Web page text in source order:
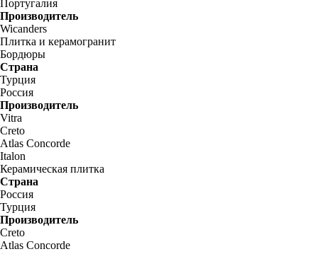
Португалия
Производитель
Wicanders
Плитка и керамогранит
Бордюры
Страна
Турция
Россия
Производитель
Vitra
Creto
Atlas Concorde
Italon
Керамическая плитка
Страна
Россия
Турция
Производитель
Creto
Atlas Concorde